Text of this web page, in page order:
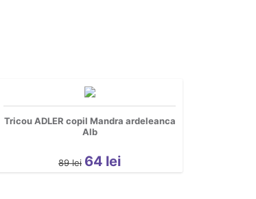
Tricou ADLER copil Mandra ardeleanca
Alb
89 lei 64 lei